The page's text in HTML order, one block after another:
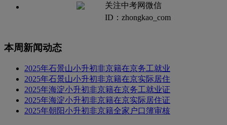
关注中考网微信
ID：zhongkao_com
本周新闻动态
2025年石景山小升初非京籍在京务工就业
2025年石景山小升初非京籍在京实际居住
2025年海淀小升初非京籍在京务工就业证
2025年海淀小升初非京籍在京实际居住证
2025年朝阳小升初非京籍全家户口簿审核